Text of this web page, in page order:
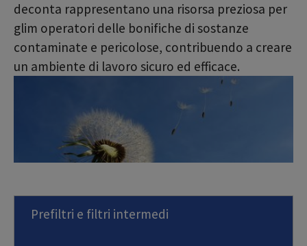
deconta rappresentano una risorsa preziosa per
glim operatori delle bonifiche di sostanze
contaminate e pericolose, contribuendo a creare
un ambiente di lavoro sicuro ed efficace.
Prefiltri e filtri intermedi